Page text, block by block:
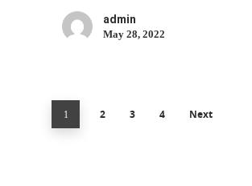
admin
May 28, 2022
1 2 3 4 Next